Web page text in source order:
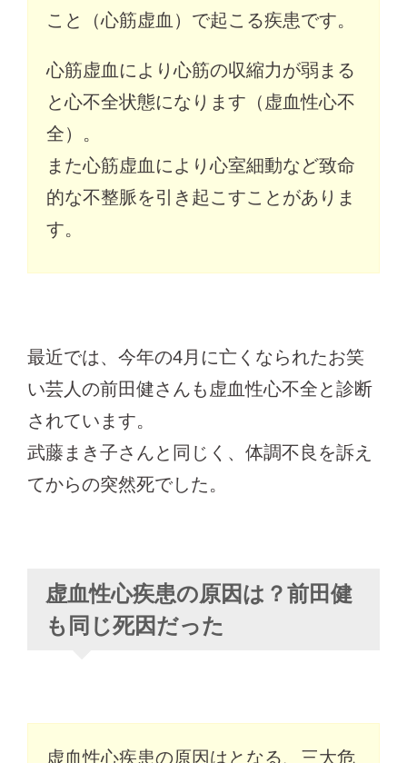
こと（心筋虚血）で起こる疾患です。
心筋虚血により心筋の収縮力が弱まる
と心不全状態になります（虚血性心不
全）。
また心筋虚血により心室細動など致命
的な不整脈を引き起こすことがありま
す。
最近では、今年の4月に亡くなられたお笑
い芸人の前田健さんも虚血性心不全と診断
されています。
武藤まき子さんと同じく、体調不良を訴え
てからの突然死でした。
虚血性心疾患の原因は？前田健
も同じ死因だった
虚血性心疾患の原因はとなる、三大危